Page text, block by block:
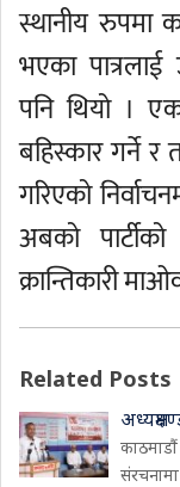
स्थानीय रुपमा
भएका
पनि थियो ।
बहिस्कार गर्ने र
गरिएको
अबको
क्रान्तिकारी
Related Posts